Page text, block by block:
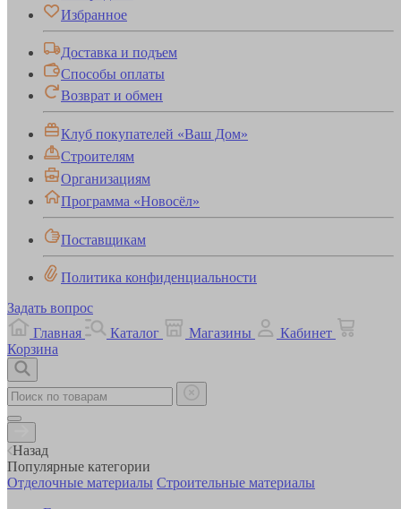
Избранное
Доставка и подъем
Способы оплаты
Возврат и обмен
Клуб покупателей «Ваш Дом»
Строителям
Организациям
Программа «Новосёл»
Поставщикам
Политика конфиденциальности
Задать вопрос
Главная
Каталог Магазины
Кабинет
Корзина
Назад
Популярные категории
Отделочные материалы Строительные материалы